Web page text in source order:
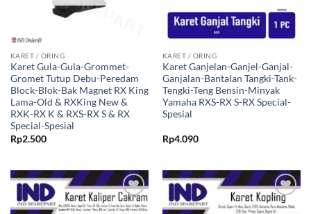
KARET / ORING
Karet Gula-Gula-Grommet-
Gromet Tutup Debu-Peredam
Block-Blok-Bak Magnet RX King
Lama-Old & RXKing New &
RXK-RX K & RXS-RX S & RX
Special-Spesial
Rp2.500
KARET / ORING
Karet Ganjelan-Ganjel-Ganjal-
Ganjalan-Bantalan Tangki-Tank-
Tengki-Teng Bensin-Minyak
Yamaha RXS-RX S-RX Special-
Spesial
Rp4.090
Tambahkan
Tambahkan